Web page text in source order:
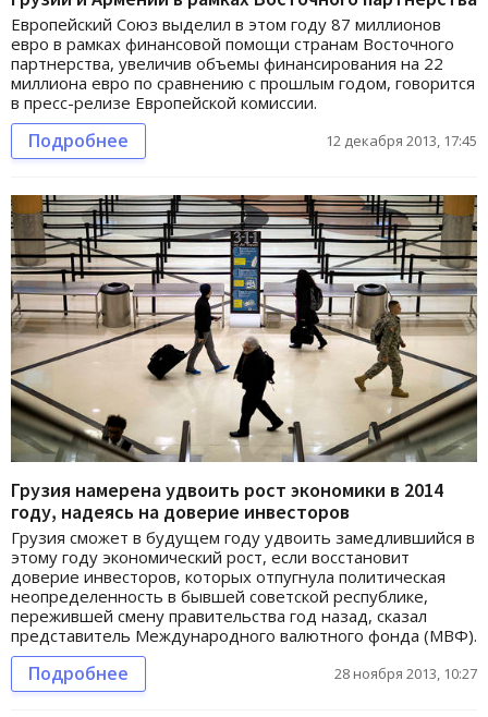
Европейский Союз выделил в этом году 87 миллионов
евро в рамках финансовой помощи странам Восточного
партнерства, увеличив объемы финансирования на 22
миллиона евро по сравнению с прошлым годом, говорится
в пресс-релизе Европейской комиссии.
Подробнее 12 декабря 2013, 17:45
Грузия намерена удвоить рост экономики в 2014
году, надеясь на доверие инвесторов
Грузия сможет в будущем году удвоить замедлившийся в
этому году экономический рост, если восстановит
доверие инвесторов, которых отпугнула политическая
неопределенность в бывшей советской республике,
пережившей смену правительства год назад, сказал
представитель Международного валютного фонда (МВФ).
Подробнее 28 ноября 2013, 10:27